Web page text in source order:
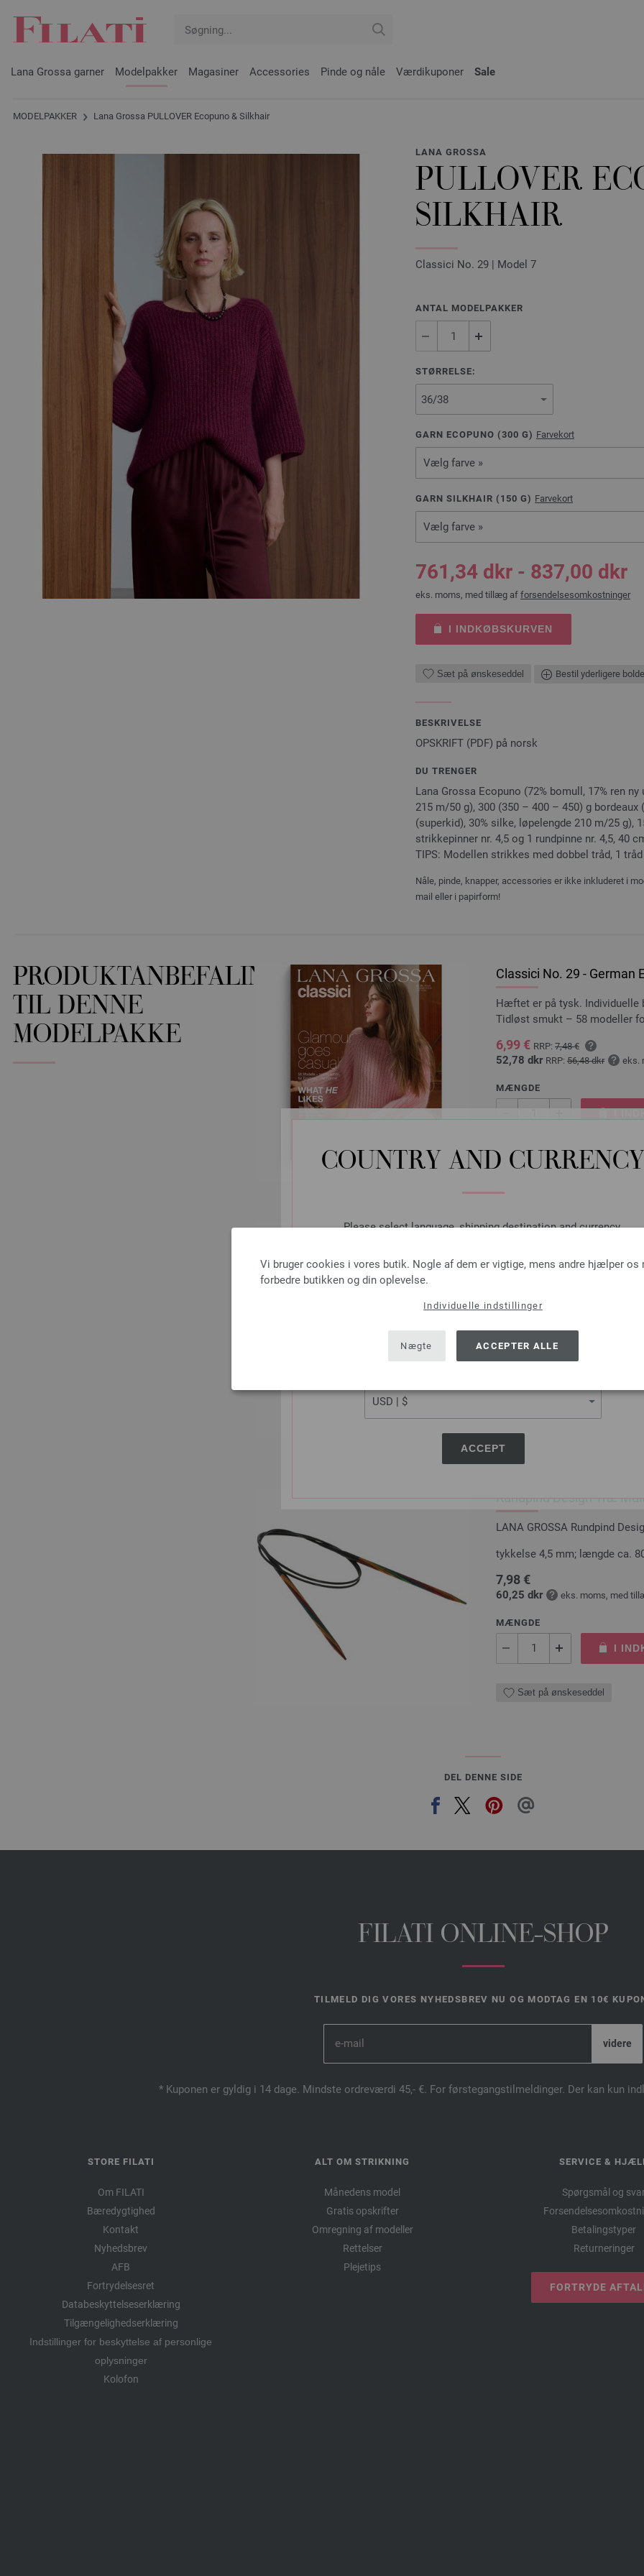
COUNTRY AND CURRENCY
Please select language, shipping destination and currency.
SHIPPING TO
USA - The United States of America
ACCEPT
Vi bruger cookies i vores butik. Nogle af dem er vigtige, mens andre hjælper os
forbedre butikken og din oplevelse.
Individuelle indstillinger
Nægte ACCEPTER ALLE
Lana Grossa garner Modelpakker Magasiner Accessories Pinde og nåle Værdikuponer Sale
MODELPAKKER Lana Grossa PULLOVER Ecopuno & Silkhair
LANA GROSSA
PULLOVER
SILKHAIR
Classici No. 29 | Model 7
ANTAL MODELPAKKER
STØRRELSE:
GARN ECOPUNO (300 G) Farvekort
Vælg farve »
GARN SILKHAIR ( 150 G) Farvekort
Vælg farve »
761,34 dkr - 837,00 dkr
eks. moms, med tillæg af forsendelsesomkostninger
I INDKØBSKURVEN
Sæt på ønskeseddel Bestil yderligere bolde
BESKRIVELSE
OPSKRIFT (PDF) på norsk
DU TRENGER
Lana Grossa Ecopuno (72% bomull, 17% ren
215 m/50 g), 300 (350 – 400 – 450) g
(superkid), 30% silke, løpelengde 210 m/25 g),
strikkepinner nr. 4,5 og 1 rundpinne nr. 4,5, 40
TIPS: Modellen strikkes med dobbel tråd, 1
Nåle, pinde, knapper, accessories er ikke inkluderet i
mail eller i papirform!
PRODUKTANBEFALINGER
TIL DENNE
MODELPAKKE
Classici No. 29 - German
Hæftet er på tysk. Individuelle
Tidløst smukt – 58 modeller
6,99 € RRP: 7,48 €
52,78 dkr RRP: 56,48 dkr eks.
MÆNGDE
I
Sæt på ønskeseddel
Rundpind Design Træ
LANA GROSSA Rundpind
7,98 €
Rundpind Design Træ
LANA GROSSA Rundpind
tykkelse 4,5 mm; længde ca.
7,98 €
60,25 dkr eks. moms, med
MÆNGDE
I
Sæt på ønskeseddel
DEL DENNE SIDE
FILATI ONLINE-SHOP
TILMELD DIG VORES NYHEDSBREV NU OG MODTAG EN 10€
* Kuponen er gyldig i 14 dage. Mindste ordreværdi 45,- €. For førstegangstilmeldinger. Der kan kun
STORE FILATI
Om FILATI
Bæredygtighed
Kontakt
Nyhedsbrev
AFB
Fortrydelsesret
Databeskyttelseserklæring
Tilgængelighedserklæring
Indstillinger for beskyttelse af personlige
oplysninger
Kolofon
ALT OM STRIKNING
Månedens model
Gratis opskrifter
Omregning af modeller
Rettelser
Plejetips
SERVICE &
Spørgsmål og
Betalingstyper
Returneringer
FORTRYDE